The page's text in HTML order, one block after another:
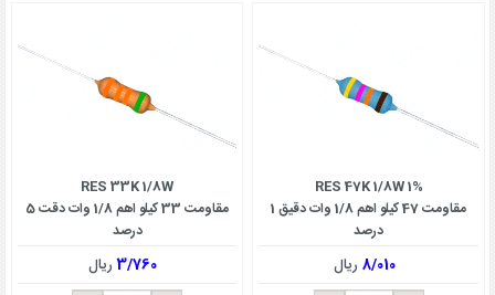
RES 47K 1/8W 1%
مقاومت 47 کیلو اهم 1/8 وات دقیق 1
درصد
8/010 ریال
RES 33K 1/8W
مقاومت 33 کیلو اهم 1/8 وات دقت 5
درصد
3/760ریال